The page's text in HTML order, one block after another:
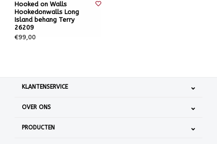
Hooked on Walls
Hookedonwalls Long
Island behang Terry
26209
€99,00
KLANTENSERVICE
OVER ONS
PRODUCTEN